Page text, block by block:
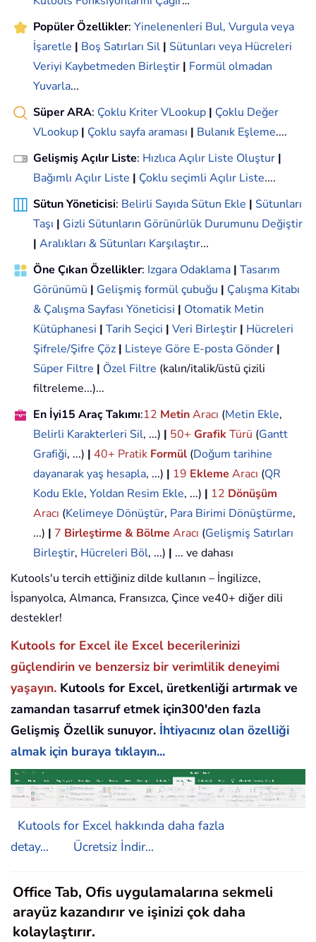
Popüler Özellikler: Yinelenenleri Bul, Vurgula veya
İşaretle | Boş Satırları Sil | Sütunları veya Hücreleri
Veriyi Kaybetmeden Birleştir | Formül olmadan
Yuvarla...
Süper ARA: Çoklu Kriter VLookup | Çoklu Değer
VLookup | Çoklu sayfa araması | Bulanık Eşleme....
Gelişmiş Açılır Liste: Hızlıca Açılır Liste Oluştur |
Bağımlı Açılır Liste | Çoklu seçimli Açılır Liste....
Sütun Yöneticisi: Belirli Sayıda Sütun Ekle | Sütunları
Taşı | Gizli Sütunların Görünürlük Durumunu Değiştir
| Aralıkları & Sütunları Karşılaştır...
Öne Çıkan Özellikler: Izgara Odaklama | Tasarım
Görünümü | Gelişmiş formül çubuğu | Çalışma Kitabı
& Çalışma Sayfası Yöneticisi | Otomatik Metin
Kütüphanesi | Tarih Seçici | Veri Birleştir | Hücreleri
Şifrele/Şifre Çöz | Listeye Göre E-posta Gönder |
Süper Filtre | Özel Filtre (kalın/italik/üstü çizili
filtreleme...)...
En İyi15 Araç Takımı:12 MetinAracı (Metin Ekle,
Belirli Karakterleri Sil, ...) | 50+ GrafikTürü (Gantt
Grafiği, ...) | 40+ Pratik Formül (Doğum tarihine
dayanarak yaş hesapla, ...) | 19 Ekleme Aracı (QR
Kodu Ekle, Yoldan Resim Ekle, ...) | 12 Dönüşüm
Aracı (Kelimeye Dönüştür, Para Birimi Dönüştürme,
...) | 7 Birleştirme & Bölme Aracı (Gelişmiş Satırları
Birleştir, Hücreleri Böl, ...) | ... ve dahası
Kutools'u tercih ettiğiniz dilde kullanın – İngilizce,
İspanyolca, Almanca, Fransızca, Çince ve40+ diğer dili
destekler!
Kutools for Excel ile Excel becerilerinizi
güçlendirin ve benzersiz bir verimlilik deneyimi
yaşayın. Kutools for Excel, üretkenliği artırmak ve
zamandan tasarruf etmek için300'den fazla
Gelişmiş Özellik sunuyor. İhtiyacınız olan özelliği
almak için buraya tıklayın...
Kutools for Excel hakkında daha fazla
detay...
Ücretsiz İndir...
Office Tab, Ofis uygulamalarına sekmeli
arayüz kazandırır ve işinizi çok daha
kolaylaştırır.